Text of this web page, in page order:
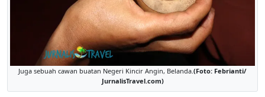
Juga sebuah cawan buatan Negeri Kincir Angin, Belanda.(Foto: Febrianti/
JurnalisTravel.com)